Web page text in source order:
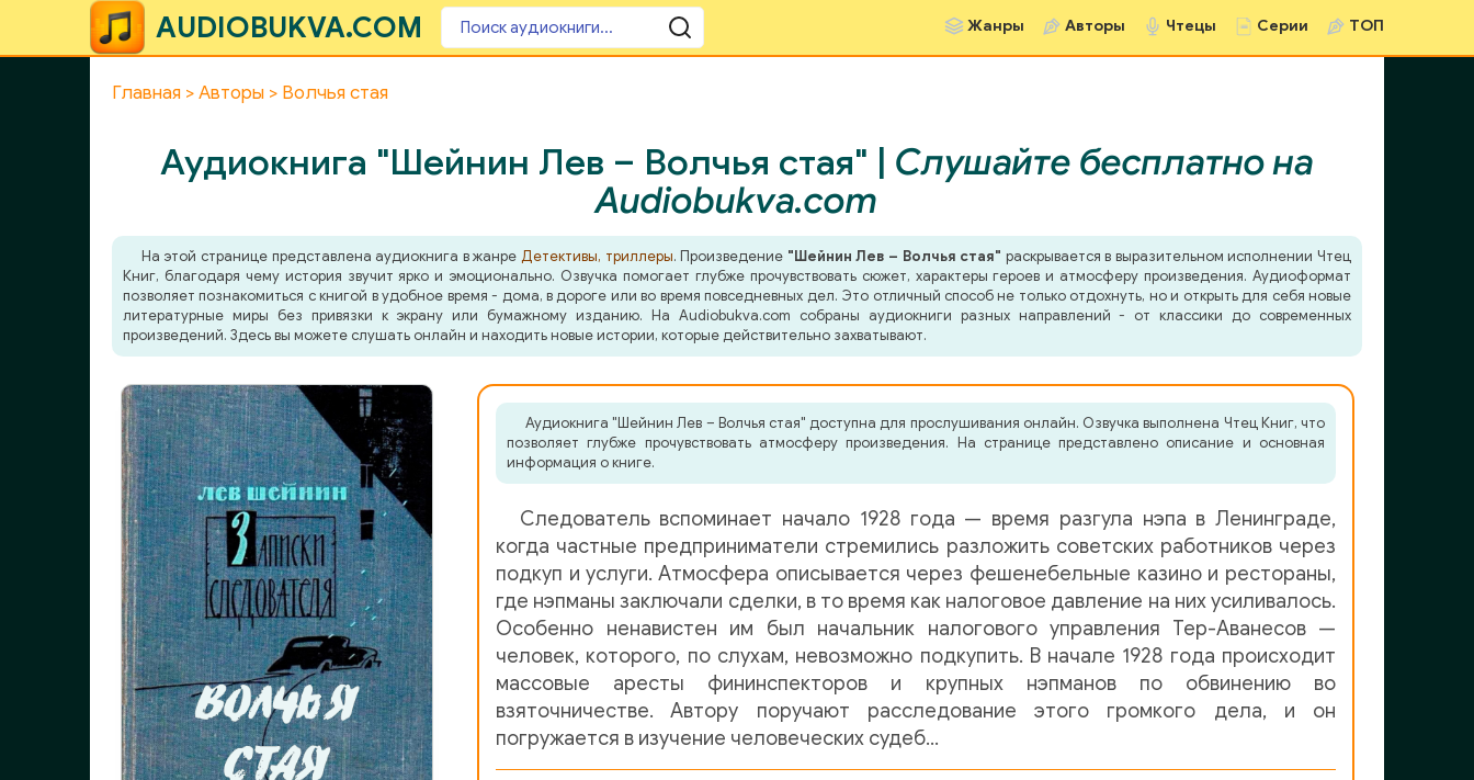
AUDIOBUKVA.COM Жанры Авторы Чтецы Серии ТОП
Главная Авторы Волчья стая
Аудиокнига "Шейнин Лев – Волчья стая" | Слушайте бесплатно на
Audiobukva.com
На этой странице представлена аудиокнига в жанре Детективы, триллеры. Произведение "Шейнин Лев – Волчья стая" раскрывается в выразительном исполнении Чтец
Книг, благодаря чему история звучит ярко и эмоционально. Озвучка помогает глубже прочувствовать сюжет, характеры героев и атмосферу произведения. Аудиоформат
позволяет познакомиться с книгой в удобное время - дома, в дороге или во время повседневных дел. Это отличный способ не только отдохнуть, но и открыть для себя новые
литературные миры без привязки к экрану или бумажному изданию. На Audiobukva.com собраны аудиокниги разных направлений - от классики до современных
произведений. Здесь вы можете слушать онлайн и находить новые истории, которые действительно захватывают.
Аудиокнига "Шейнин Лев – Волчья стая" доступна для прослушивания онлайн. Озвучка выполнена Чтец Книг, что
позволяет глубже прочувствовать атмосферу произведения. На странице представлено описание и основная
информация о книге.
Следователь вспоминает начало 1928 года — время разгула нэпа в Ленинграде,
когда частные предприниматели стремились разложить советских работников через
подкуп и услуги. Атмосфера описывается через фешенебельные казино и рестораны,
где нэпманы заключали сделки, в то время как налоговое давление на них усиливалось.
Особенно ненавистен им был начальник налогового управления Тер-Аванесов —
человек, которого, по слухам, невозможно подкупить. В начале 1928 года происходит
массовые аресты фининспекторов и крупных нэпманов по обвинению во
взяточничестве. Автору поручают расследование этого громкого дела, и он
погружается в изучение человеческих судеб…